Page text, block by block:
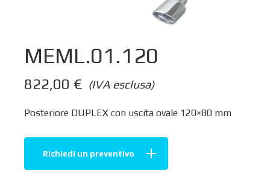
MEML.01.120
(IVA esclusa)
822,00 €
Posteriore DUPLEX con uscita ovale 120×80 mm
Richiedi un preventivo